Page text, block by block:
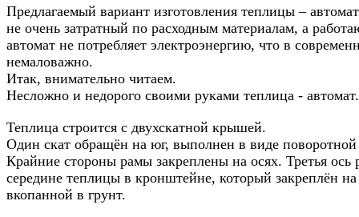
Предлагаемый вариант изготовления теплицы –
не очень затратный по расходным материалам, а
автомат не потребляет электроэнергию, что в
немаловажно.
Итак, внимательно читаем.
Несложно и недорого своими руками теплица -
Теплица строится с двухскатной крышей.
Один скат обращён на юг, выполнен в виде
Крайние стороны рамы закреплены на осях. Третья ось
середине теплицы в кронштейне, который закреплён на
вкопанной в грунт.